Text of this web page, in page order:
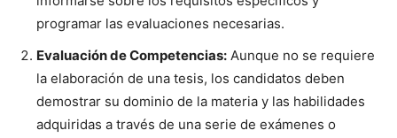
programar las evaluaciones necesarias.
Evaluación de Competencias: Aunque no se requiere
la elaboración de una tesis, los candidatos deben
demostrar su dominio de la materia y las habilidades
adquiridas a través de una serie de exámenes o